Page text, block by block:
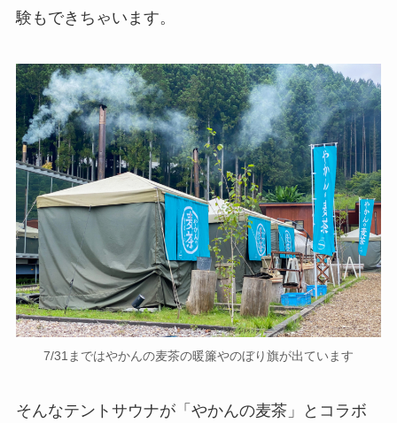
験もできちゃいます。
7/31まではやかんの麦茶の暖簾やのぼり旗が出ています
そんなテントサウナが「やかんの麦茶」とコラボ